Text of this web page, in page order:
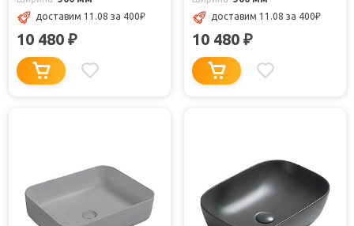
доставим 11.08 за 400₽
10 480 ₽
доставим 11.08 за 400₽
10 480 ₽